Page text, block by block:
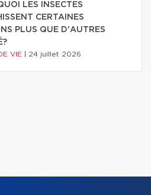
LES INSECTES
CERTAINES
PLUS QUE D'AUTRES
VIE 24 juillet 2026